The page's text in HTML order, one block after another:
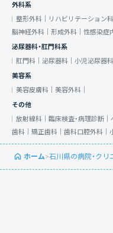
外科系
整形外科｜
リハビリテーション科
脳神経外科｜ 形成外科｜ 性感染症
泌尿器科・肛門科系
肛門科｜ 泌尿器科｜ 小児泌尿器科
美容系
美容皮膚科｜ 美容外科｜
その他
放射線科｜ 臨床検査・病理診断｜
歯科｜ 矯正歯科｜ 歯科口腔外科｜
ホーム>石川県の病院・クリ